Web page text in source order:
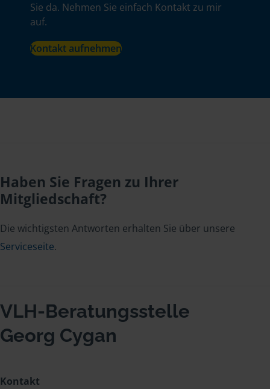
Sie da. Nehmen Sie einfach Kontakt zu mir
auf.
Kontakt aufnehmen
Haben Sie Fragen zu Ihrer
Mitgliedschaft?
Die wichtigsten Antworten erhalten Sie über unsere
Serviceseite.
VLH-Beratungsstelle
Georg Cygan
Kontakt